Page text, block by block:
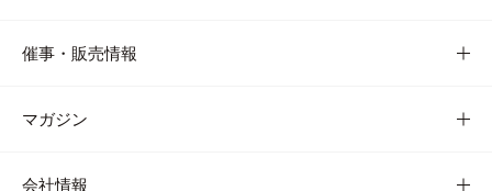
催事・販売情報
マガジン
会社情報